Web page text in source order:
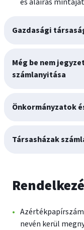
Gazdasági
Még be nem
számlanyitása
Önkormányzatok
Társasházak
nevén kerül